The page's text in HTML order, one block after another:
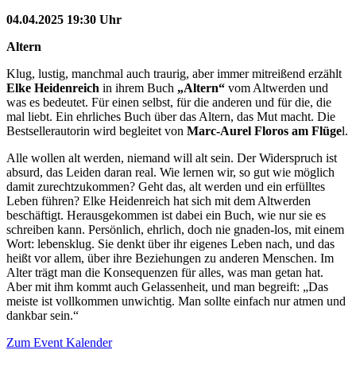
04.04.2025 19:30 Uhr
Altern
Klug, lustig, manchmal auch traurig, aber immer mitreißend erzählt
Elke Heidenreich in ihrem Buch „Altern“ vom Altwerden und
was es bedeutet. Für einen selbst, für die anderen und für die, die
mal liebt. Ein ehrliches Buch über das Altern, das Mut macht. Die
Bestsellerautorin wird begleitet von Marc-Aurel Floros am Flügel.
Alle wollen alt werden, niemand will alt sein. Der Widerspruch ist
absurd, das Leiden daran real. Wie lernen wir, so gut wie möglich
damit zurechtzukommen? Geht das, alt werden und ein erfülltes
Leben führen? Elke Heidenreich hat sich mit dem Altwerden
beschäftigt. Herausgekommen ist dabei ein Buch, wie nur sie es
schreiben kann. Persönlich, ehrlich, doch nie gnaden-los, mit einem
Wort: lebensklug. Sie denkt über ihr eigenes Leben nach, und das
heißt vor allem, über ihre Beziehungen zu anderen Menschen. Im
Alter trägt man die Konsequenzen für alles, was man getan hat.
Aber mit ihm kommt auch Gelassenheit, und man begreift: „Das
meiste ist vollkommen unwichtig. Man sollte einfach nur atmen und
dankbar sein.“
Zum Event Kalender